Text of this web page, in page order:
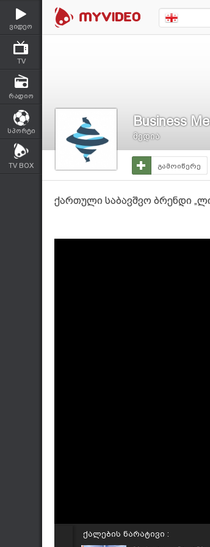
ვიდეო
TV
რადიო
სპორტი
TV BOX
Business
მედია
გამოიწერე
ქართული საბავშვო ბრენდი
ქალების ნარატივი :